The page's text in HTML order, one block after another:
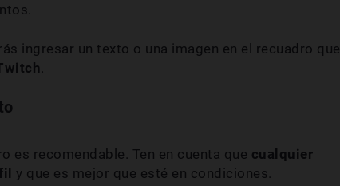
ingresar un texto o una imagen en el recuadro que
es recomendable. Ten en cuenta que cualquier
y que es mejor que esté en condiciones.